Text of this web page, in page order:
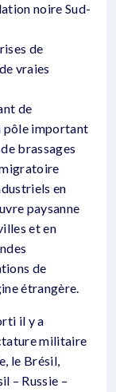
noire Sud-
de
vraies
de
pôle important
brassages
en
paysanne
et en
de
étrangère.
il y a
militaire
le Brésil,
– Russie –